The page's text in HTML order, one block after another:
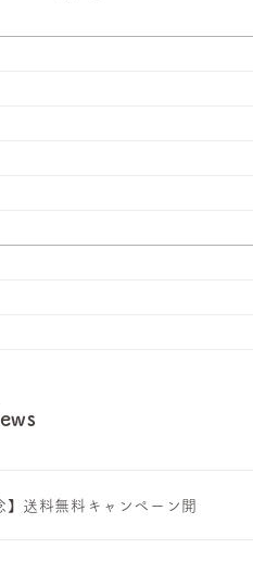
】送料無料キャンペーン開